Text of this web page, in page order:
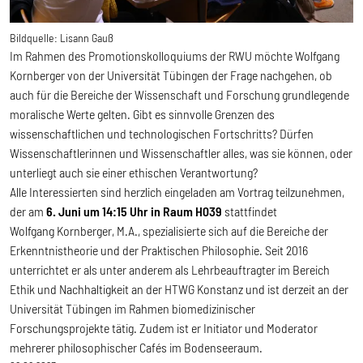
Bildquelle: Lisann Gauß
Im Rahmen des Promotionskolloquiums der RWU möchte Wolfgang
Kornberger von der Universität Tübingen der Frage nachgehen, ob
auch für die Bereiche der Wissenschaft und Forschung grundlegende
moralische Werte gelten. Gibt es sinnvolle Grenzen des
wissenschaftlichen und technologischen Fortschritts? Dürfen
Wissenschaftlerinnen und Wissenschaftler alles, was sie können, oder
unterliegt auch sie einer ethischen Verantwortung?
Alle Interessierten sind herzlich eingeladen am Vortrag teilzunehmen,
der am 6. Juni um 14:15 Uhr in Raum H039 stattfindet
Wolfgang Kornberger, M.A., spezialisierte sich auf die Bereiche der
Erkenntnistheorie und der Praktischen Philosophie. Seit 2016
unterrichtet er als unter anderem als Lehrbeauftragter im Bereich
Ethik und Nachhaltigkeit an der HTWG Konstanz und ist derzeit an der
Universität Tübingen im Rahmen biomedizinischer
Forschungsprojekte tätig. Zudem ist er Initiator und Moderator
mehrerer philosophischer Cafés im Bodenseeraum.